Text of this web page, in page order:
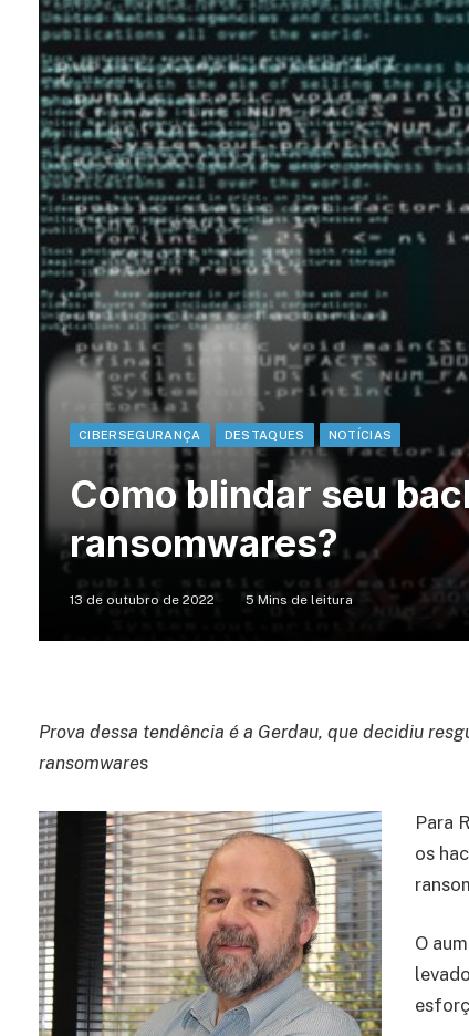
CIBERSEGURANÇA DESTAQUES NOTÍCIAS
Como blindar seu
ransomwares?
13 de outubro de 2022 5 Mins de leitura
Prova dessa tendência é a Gerdau, que decidiu
ransomwares
Para
os
O